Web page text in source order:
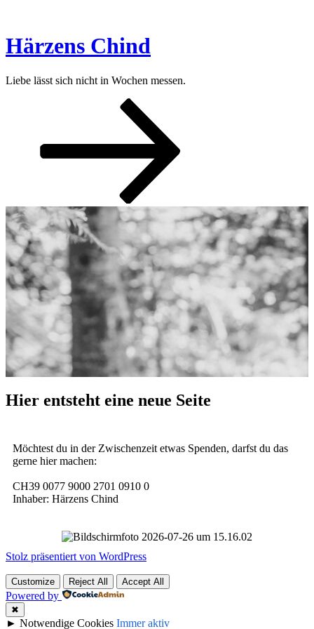
springen
Härzens Chind
Liebe lässt sich nicht in Wochen messen.
Hier entsteht eine neue Seite
Möchtest du in der Zwischenzeit etwas Spenden, darfst du das
gerne hier machen:
CH39 0077 9000 2701 0910 0
Inhaber: Härzens Chind
Stolz präsentiert von WordPress
Customize Reject All Accept All
Powered by
✖
► Notwendige Cookies Immer aktiv